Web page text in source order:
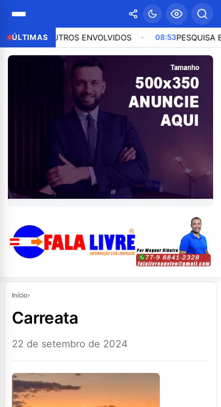
ÚLTIMAS
OUTROS ENVOLVIDOS 08:53 PESQUISA BTG/
Início›
carreata
22 de setembro de 2024